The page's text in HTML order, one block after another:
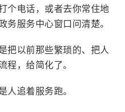
个电话，或者去你常住地
务服务中心窗口问清楚。
把以前那些繁琐的、把人
程，给简化了。
人追着服务跑。